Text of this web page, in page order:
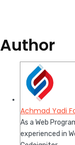
Author
Achmad Yadi
As a Web
experienced in